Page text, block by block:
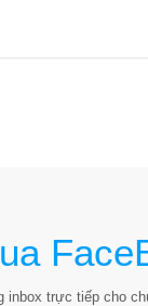
inbox trực tiếp cho